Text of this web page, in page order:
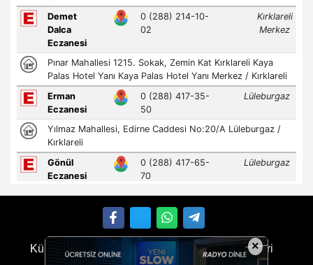
Künye İletişim Çerez Politikası Gizlilik İlkeleri
×